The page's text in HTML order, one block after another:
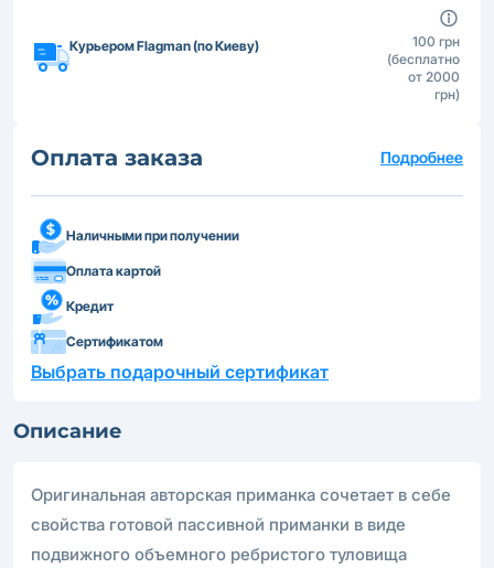
Курьером Flagman (по Киеву)
100 грн
(бесплатно
от 2000
грн)
Оплата заказа Подробнее
Наличными при получении
Оплата картой
Кредит
Сертификатом
Выбрать подарочный сертификат
Описание
Оригинальная авторcкая приманка сочетает в себе
свойства готовой пассивной приманки в виде
подвижного объемного ребристого туловища